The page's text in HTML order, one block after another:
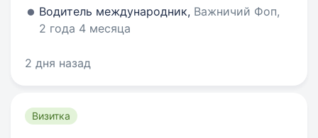
Водитель международник, Важничий Фоп,
2 года 4 месяца
2 дня назад
Визитка